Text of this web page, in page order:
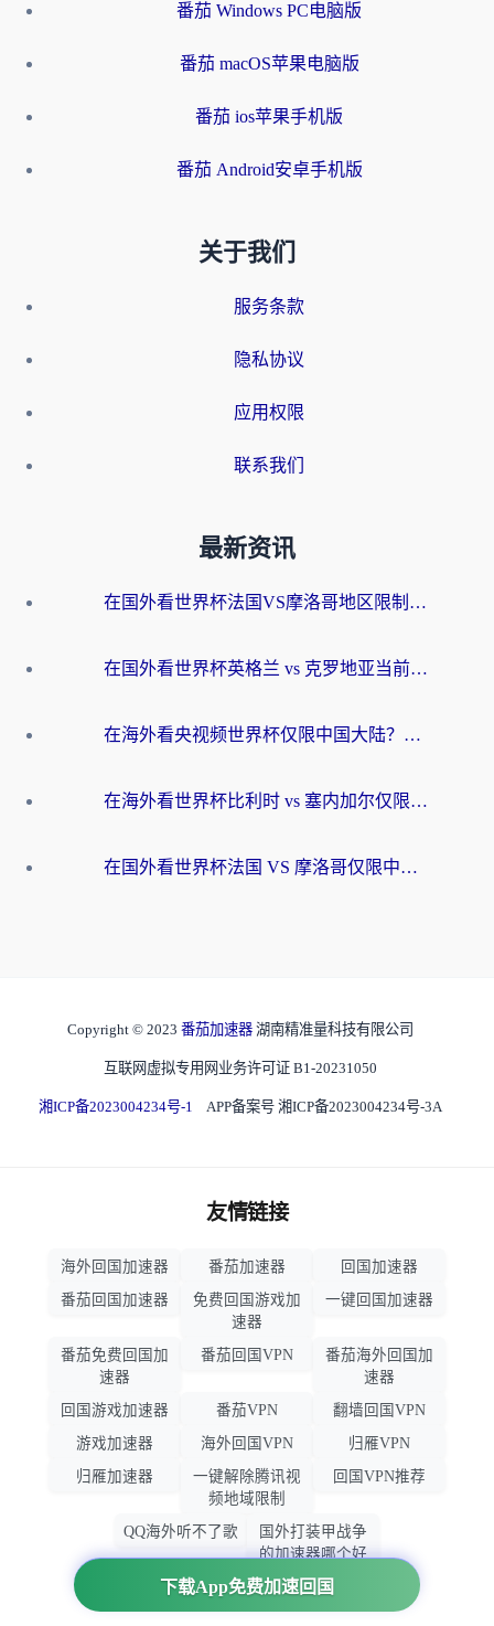
番茄 Windows PC电脑版
番茄 macOS苹果电脑版
番茄 ios苹果手机版
番茄 Android安卓手机版
关于我们
服务条款
隐私协议
应用权限
联系我们
最新资讯
在国外看世界杯法国VS摩洛哥地区限制？这篇指南让你流畅看中文解说无压力
在国外看世界杯英格兰 vs 克罗地亚当前地区不可播放？这篇指南帮你搞定所有海外观赛难题
在海外看央视频世界杯仅限中国大陆？这篇指南帮你解锁中文解说+无卡顿直播
在海外看世界杯比利时 vs 塞内加尔仅限中国大陆？我找到了最流畅的中文解说之路
在国外看世界杯法国 VS 摩洛哥仅限中国大陆？海外党这样看中文解说赛事不卡顿
下载App免费加速回国
Copyright © 2023 番茄加速器 湖南精准量科技有限公司
互联网虚拟专用网业务许可证 B1-20231050
湘ICP备2023004234号-1 APP备案号 湘ICP备2023004234号-3A
友情链接
海外回国加速器 番茄加速器
回国加速器
番茄回国加速器
免费回国游戏加
速器
一键回国加速器
番茄免费回国加
速器
番茄回国VPN
番茄海外回国加
速器
回国游戏加速器
番茄VPN
翻墙回国VPN
游戏加速器
海外回国VPN
归雁VPN
归雁加速器
一键解除腾讯视
频地域限制
回国VPN推荐
QQ海外听不了歌
国外打装甲战争
的加速器哪个好
用